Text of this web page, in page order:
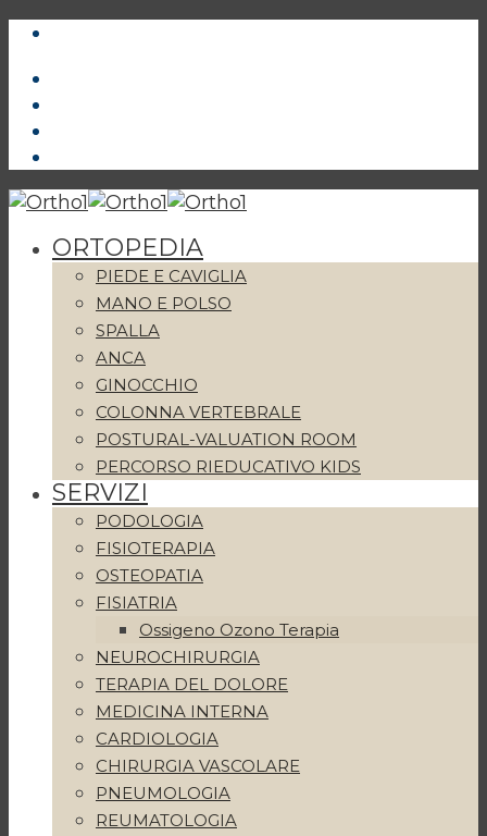
ORTOPEDIA
PIEDE E CAVIGLIA
MANO E POLSO
SPALLA
ANCA
GINOCCHIO
COLONNA VERTEBRALE
POSTURAL-VALUATION ROOM
PERCORSO RIEDUCATIVO KIDS
SERVIZI
PODOLOGIA
FISIOTERAPIA
OSTEOPATIA
FISIATRIA
Ossigeno Ozono Terapia
NEUROCHIRURGIA
TERAPIA DEL DOLORE
MEDICINA INTERNA
CARDIOLOGIA
CHIRURGIA VASCOLARE
PNEUMOLOGIA
REUMATOLOGIA